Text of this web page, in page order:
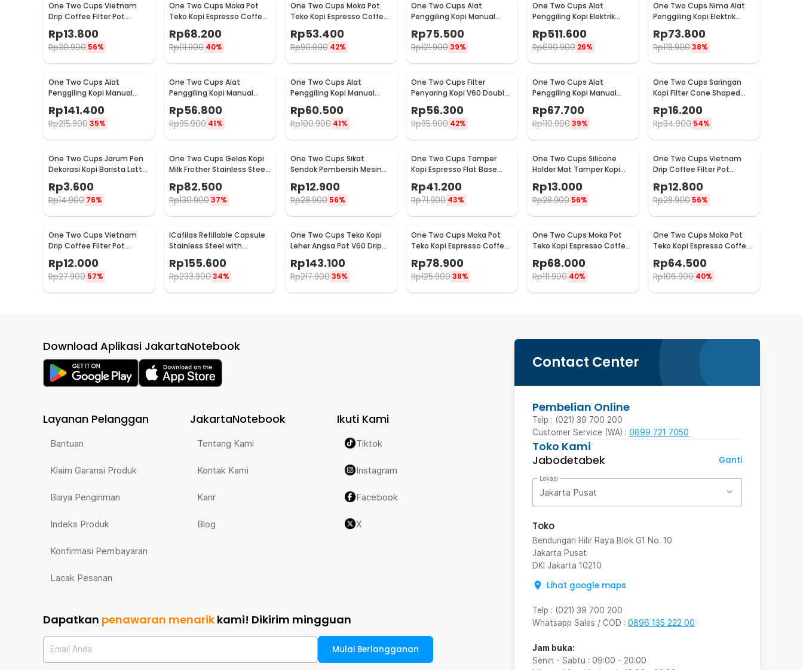
One Two Cups Vietnam
Drip Coffee Filter Pot
Saringan Kopi 180ml 8Q -
LC1
Rp13.800
Rp30.900 56%
One Two Cups Moka Pot
Teko Kopi Espresso Coffee
Stovetop 4 Cup 200ml -
Z20
Rp68.200
Rp111.900 40%
One Two Cups Moka Pot
Teko Kopi Espresso Coffee
Stovetop 2 Cup 100ml -
Z20
Rp53.400
Rp90.900 42%
One Two Cups Alat
Penggiling Kopi Manual
Coffee Grinder Wood -
16290
Rp75.500
Rp121.90039%
One Two Cups Alat
Penggiling Kopi Elektrik
Coffee Grinder Adjustable
- 600N
Rp511.600
Rp690.900 26%
One Two Cups Nima Alat
Penggiling Kopi Elektrik
Bumbu Coffee Grinder -
NM-8300
Rp73.800
Rp118.90038%
One Two Cups Alat
Penggiling Kopi Manual
Coffee Grinder Wood 30g -
CW85532
Rp141.400
Rp215.900 35%
One Two Cups Alat
Penggiling Kopi Manual
Coffee Grinder 160ml -
CF012
Rp56.800
Rp95.900 41%
One Two Cups Alat
Penggiling Kopi Manual
Coffee Grinder Adjustable
- RHNHA0176
Rp60.500
Rp100.900 41%
One Two Cups Filter
Penyaring Kopi V60 Double
Layer Coffee Filter - FS-40S
Rp56.300
Rp95.900 42%
One Two Cups Alat
Penggiling Kopi Manual
Coffee Grinder Adjustable
- CF4146
Rp67.700
Rp110.900 39%
One Two Cups Saringan
Kopi Filter Cone Shaped
Coffee Dripper 1 PCS - K741
Rp16.200
Rp34.900 54%
One Two Cups Jarum Pen
Dekorasi Kopi Barista Latte
Art Needle 13cm - F3F27
Rp3.600
Rp14.900 76%
One Two Cups Gelas Kopi
Milk Frother Stainless Steel
400ml - WZ0011
Rp82.500
Rp130.90037%
One Two Cups Sikat
Sendok Pembersih Mesin
Kopi Espresso 2in1 - 8809
Rp12.900
Rp28.900 56%
One Two Cups Tamper
Kopi Espresso Flat Base
Stainless Steel 51mm -
SS51
Rp41.200
Rp71.900 43%
One Two Cups Silicone
Holder Mat Tamper Kopi
Espresso Barista - 0310
Rp13.000
Rp28.900 56%
One Two Cups Vietnam
Drip Coffee Filter Pot
Saringan Kopi 124ml 7Q -
LC1
Rp12.800
Rp28.900 56%
One Two Cups Vietnam
Drip Coffee Filter Pot
Saringan Kopi 114ml 6Q -
LC1
Rp12.000
Rp27.900 57%
ICafilas Refillable Capsule
Stainless Steel with
Tamper for Nespresso -
F456
Rp155.600
Rp233.90034%
One Two Cups Teko Kopi
Leher Angsa Pot V60 Drip
Kettle 960ml - RF-15
Rp143.100
Rp217.900 35%
One Two Cups Moka Pot
Teko Kopi Espresso Coffee
Maker Stovetop 6 Cup
300ml - Z21
Rp78.900
Rp125.90038%
One Two Cups Moka Pot
Teko Kopi Espresso Coffee
Maker Stovetop 4 Cup
200ml - Z21
Rp68.000
Rp111.900 40%
One Two Cups Moka Pot
Teko Kopi Espresso Coffee
Maker Stovetop 2 Cup
100ml - Z21
Rp64.500
Rp106.900 40%
Contact Center
Pembelian Online
Telp : (021) 39 700 200
Customer Service (WA) : 0899 721 7050
Toko Kami
Jabodetabek
Ganti
Lokasi
Jakarta Pusat
Toko
Bendungan Hilir Raya Blok G1 No. 10
Jakarta Pusat
DKI Jakarta 10210
Lihat google maps
Telp : (021) 39 700 200
Whatsapp Sales / COD : 0896 135 222 00
Jam buka:
Senin - Sabtu : 09:00 - 20:00
Download Aplikasi JakartaNotebook
Layanan Pelanggan
Bantuan
Klaim Garansi Produk
Biaya Pengiriman
Indeks Produk
Konfirmasi Pembayaran
Lacak Pesanan
JakartaNotebook
Tentang Kami
Kontak Kami
Karir
Blog
Ikuti Kami
Tiktok
Instagram
Facebook
X
Dapatkan penawaran menarik kami! Dikirim mingguan
Email Anda Mulai Berlangganan